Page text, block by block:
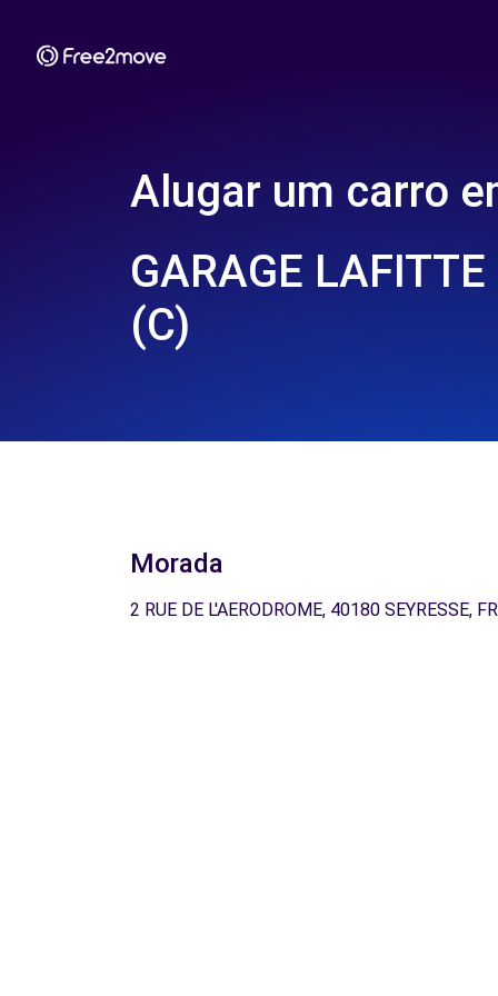
Alugar um carro
GARAGE LAFITTE
(C)
Morada
2 RUE DE L'AERODROME, 40180 SEYRESSE, FR